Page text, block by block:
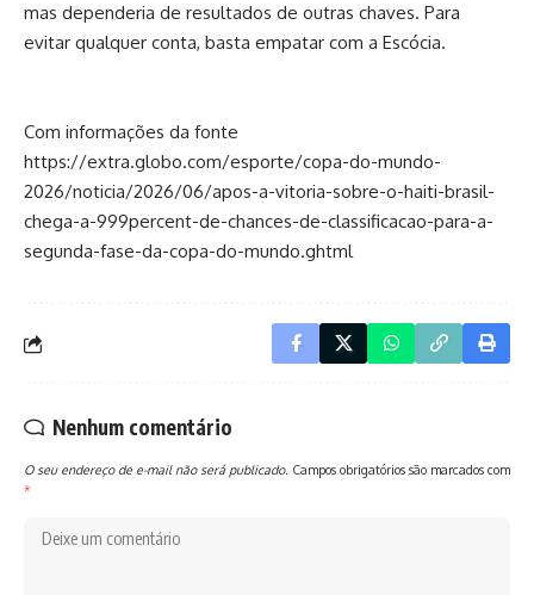
mas dependeria de resultados de outras chaves. Para
evitar qualquer conta, basta empatar com a Escócia.
Com informações da fonte
https://extra.globo.com/esporte/copa-do-mundo-
2026/noticia/2026/06/apos-a-vitoria-sobre-o-haiti-brasil-
chega-a-999percent-de-chances-de-classificacao-para-a-
segunda-fase-da-copa-do-mundo.ghtml
Nenhum comentário
O seu endereço de e-mail não será publicado. Campos obrigatórios são marcados com
*